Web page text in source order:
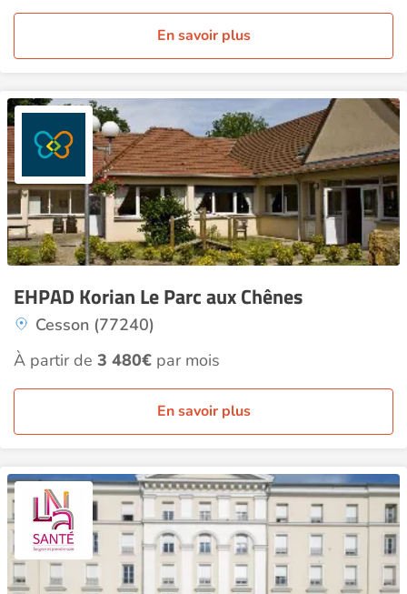
En savoir plus
EHPAD Korian Le Parc aux Chênes
Cesson (77240)
À partir de 3 480€ par mois
En savoir plus